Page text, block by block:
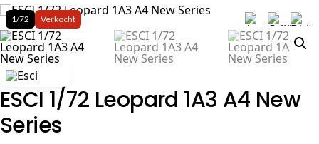
1/72 Verkocht
ESCI 1/72 Leopard 1A3 A4 New
Series